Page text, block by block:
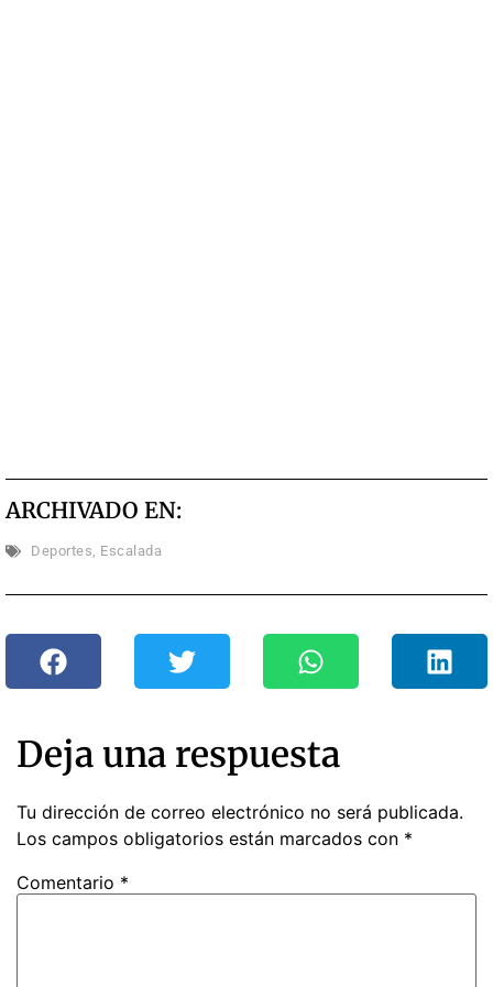
ARCHIVADO EN:
Deportes, Escalada
Deja una respuesta
Tu dirección de correo electrónico no será publicada.
Los campos obligatorios están marcados con *
Comentario *